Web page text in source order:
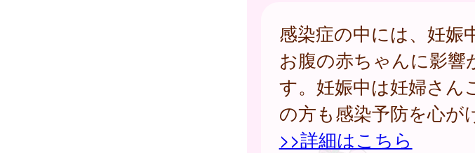
感染症の中には、妊娠
お腹の赤ちゃんに影響
す。妊娠中は妊婦さん
の方も感染予防を心が
>>詳細はこちら